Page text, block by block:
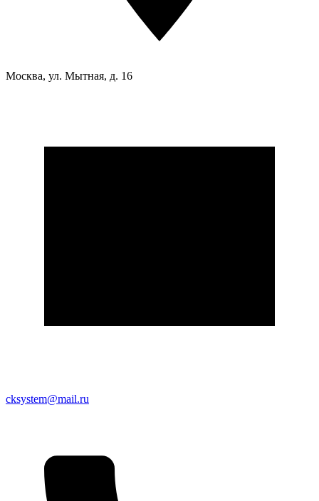
Москва, ул. Мытная, д. 16
cksystem@mail.ru